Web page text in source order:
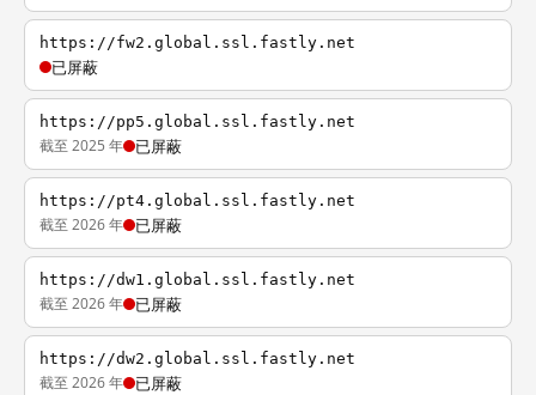
https://fw2.global.ssl.fastly.net
已屏蔽
https://pp5.global.ssl.fastly.net
截至 2025 年 已屏蔽
https://pt4.global.ssl.fastly.net
截至 2026 年 已屏蔽
https://dw1.global.ssl.fastly.net
截至 2026 年 已屏蔽
https://dw2.global.ssl.fastly.net
截至 2026 年 已屏蔽